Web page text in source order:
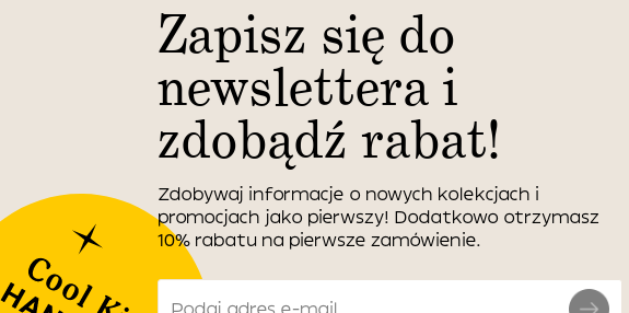
Zapisz się do
newslettera i
zdobądź rabat!
Zdobywaj informacje o nowych kolekcjach i
promocjach jako pierwszy! Dodatkowo otrzymasz
10% rabatu na pierwsze zamówienie.